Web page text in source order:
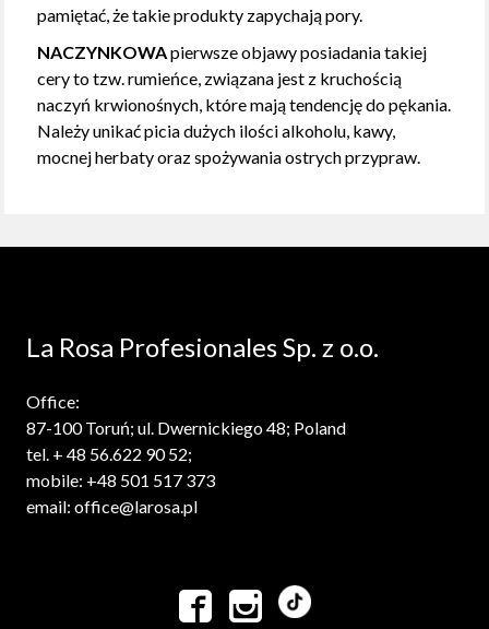
pamiętać, że takie produkty zapychają pory.
NACZYNKOWApierwsze objawy posiadania takiej
cery to tzw. rumieńce, związana jest z kruchością
naczyń krwionośnych, które mają tendencję do pękania.
Należy unikać picia dużych ilości alkoholu, kawy,
mocnej herbaty oraz spożywania ostrych przypraw.
La Rosa Profesionales Sp. z o.o.
Office:
87-100 Toruń; ul. Dwernickiego 48; Poland
tel. + 48 56.622 90 52;
mobile: +48 501 517 373
email: office@larosa.pl
 